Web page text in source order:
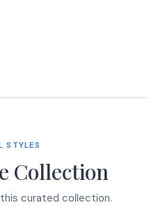
STYLES
Collection
curated collection.